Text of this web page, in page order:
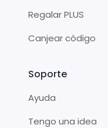
Regalar PLUS
Canjear código
Soporte
Ayuda
Tengo una idea